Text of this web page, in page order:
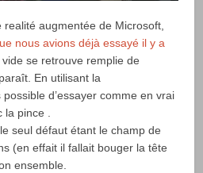
realité augmentée de Microsoft,
nous avions déjà essayé il y a
vide se retrouve remplie de
En utilisant la
d’essayer comme en vrai
la pince .
seul défaut étant le champ de
(en effait il fallait bouger la tête
ensemble.